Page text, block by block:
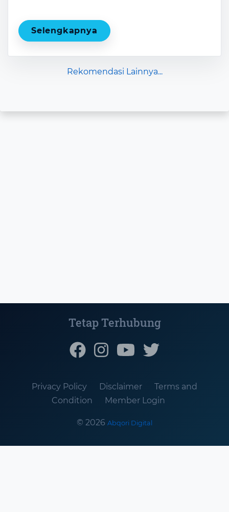
Selengkapnya
Rekomendasi Lainnya...
Tetap Terhubung
Privacy Policy Disclaimer
Terms and
Condition
Member Login
© 2026 Abqori Digital